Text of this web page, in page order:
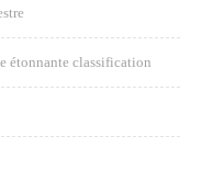
étonnante classification